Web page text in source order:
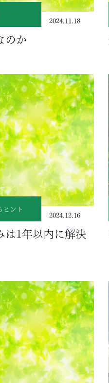
2024.11.18
のか
ント
2024.12.16
は1年以内に解決